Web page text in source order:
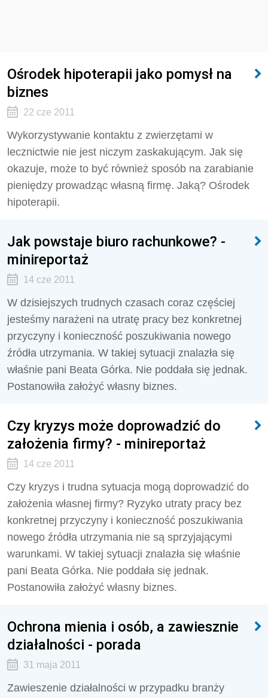
Ośrodek hipoterapii jako pomysł na
biznes
22 cze 2011
Wykorzystywanie kontaktu z zwierzętami w
lecznictwie nie jest niczym zaskakującym. Jak się
okazuje, może to być również sposób na zarabianie
pieniędzy prowadząc własną firmę. Jaką? Ośrodek
hipoterapii.
Jak powstaje biuro rachunkowe? -
minireportaż
14 cze 2011
W dzisiejszych trudnych czasach coraz częściej
jesteśmy narażeni na utratę pracy bez konkretnej
przyczyny i konieczność poszukiwania nowego
źródła utrzymania. W takiej sytuacji znalazła się
właśnie pani Beata Górka. Nie poddała się jednak.
Postanowiła założyć własny biznes.
Czy kryzys może doprowadzić do
założenia firmy? - minireportaż
14 cze 2011
Czy kryzys i trudna sytuacja mogą doprowadzić do
założenia własnej firmy? Ryzyko utraty pracy bez
konkretnej przyczyny i konieczność poszukiwania
nowego źródła utrzymania nie są sprzyjającymi
warunkami. W takiej sytuacji znalazła się właśnie
pani Beata Górka. Nie poddała się jednak.
Postanowiła założyć własny biznes.
Ochrona mienia i osób, a zawiesznie
działalności - porada
31 maja 2011
Zawieszenie działalności w przypadku branży